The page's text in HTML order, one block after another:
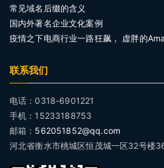
常见域名后缀的含义
国内外著名企业文化案例
疫情之下电商行业一路狂飙， 虚胖的
联系我们
电话：0318-6901221
手机：15233188753
邮箱： 562051852@qq.com
河北省衡水市桃城区恒茂城一区32号楼